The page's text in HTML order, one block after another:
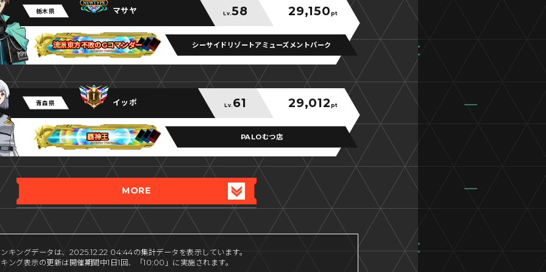
栃木県 マサヤ Lv.58 29,150 pt
流派東方不敗のGコマンダー
流派東方不敗のGコマンダー
流派東方不敗のGコマンダー シーサイドリゾートアミューズメントパーク
青森県 イッポ Lv. 61 29,012 pt
覇神王
覇神王
覇神王 PALOむつ店
MORE
キングデータは、2025.12.22 04:44の集計データを表示しています。
ング表示の更新は開催期間中1日1回、「10:00」に実施されます。